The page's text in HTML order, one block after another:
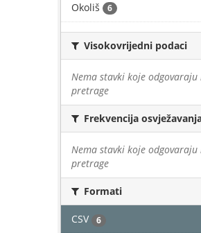
Okoliš 6
Visokovrijedni podaci
Nema stavki koje
pretrage
Frekvencija
Nema stavki koje
pretrage
Formati
CSV 6